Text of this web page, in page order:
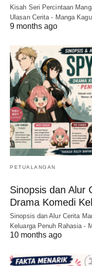
Kisah Seri Percintaan
Ulasan Cerita - Manga
9 months ago
PETUALANGAN
Sinopsis dan Alur
Drama Komedi
Sinopsis dan Alur Cerita
Keluarga Penuh Rahasia -
10 months ago